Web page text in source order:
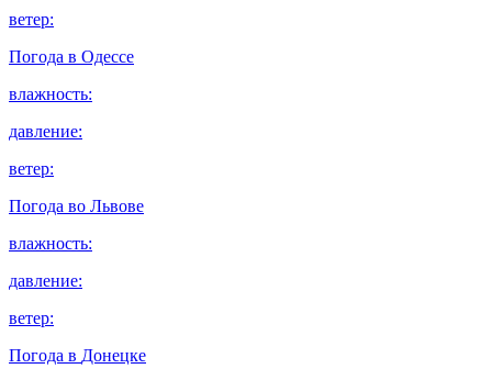
ветер:
Погода в Одессе
влажность:
давление:
ветер:
Погода во Львове
влажность:
давление:
ветер:
Погода в Донецке